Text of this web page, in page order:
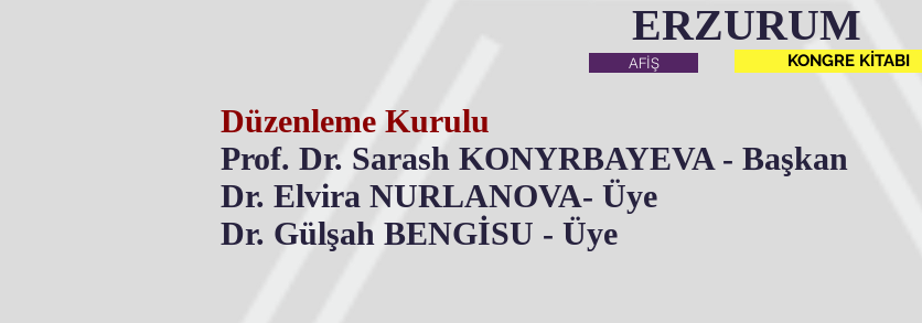
ERZURUM
Düzenleme Kurulu
Prof. Dr. Sarash KONYRBAYEVA - Başkan
Dr. Elvira NURLANOVA- Üye
Dr. Gülşah BENGİSU - Üye
AFİŞ KONGRE KİTABI